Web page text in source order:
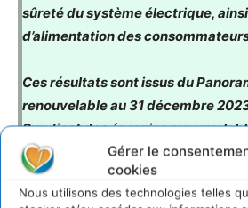
Gérer le
cookies
Nous utilisons des technologies telles
sûreté du système électrique,
d’alimentation des
Ces résultats sont issus du
renouvelable au 31 décembre
Syndicat des énergies
Enedis et l’Agence ORE
d’Energie). Ce document est
supplément technique sur les